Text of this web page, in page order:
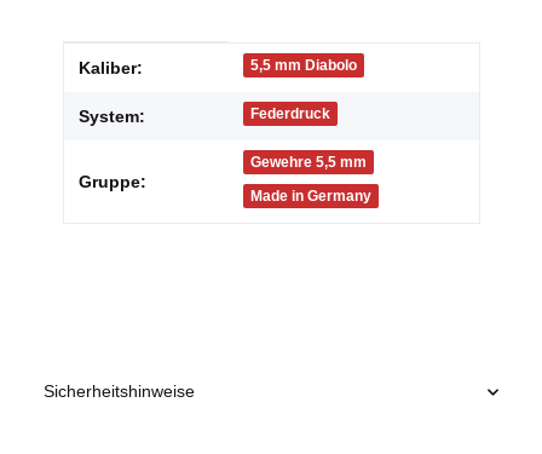
Produkteigenschaft
Wert
Kaliber: 5,5 mm Diabolo
System: Federdruck
Gruppe:
Gewehre 5,5 mm
Made in Germany
Sicherheitshinweise